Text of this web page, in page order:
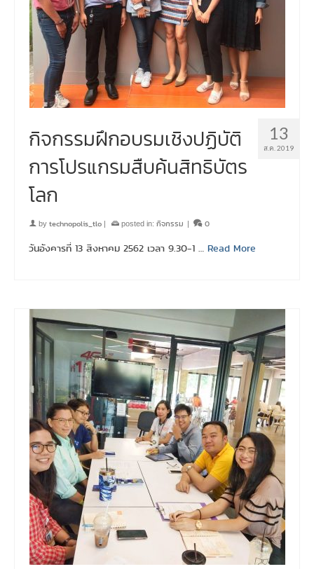
13
ส.ค. 2019
กิจกรรมฝึกอบรมเชิงปฏิบัติ
การโปรแกรมสืบค้นสิทธิบัตร
โลก
by technopolis_tlo | posted in: กิจกรรม | 0
วันอังคารที่ 13 สิงหาคม 2562 เวลา 9.30-1 … Read More